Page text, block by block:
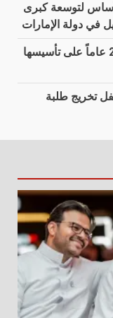
لتوسعة كبرى
في دولة الإمارات
حضانة أوركارد البريطانية تحتفل بمرور 20 عاماً على تأسيسها
تخريج طلبة